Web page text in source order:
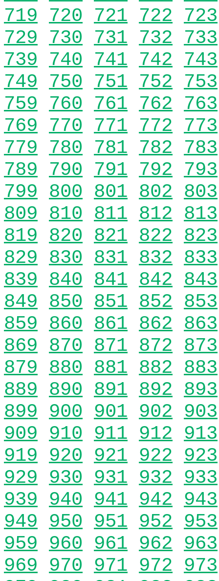
719 720 721 722 723
729 730 731 732 733
739 740 741 742 743
749 750 751 752 753
759 760 761 762 763
769 770 771 772 773
779 780 781 782 783
789 790 791 792 793
799 800 801 802 803
809 810 811 812 813
819 820 821 822 823
829 830 831 832 833
839 840 841 842 843
849 850 851 852 853
859 860 861 862 863
869 870 871 872 873
879 880 881 882 883
889 890 891 892 893
899 900 901 902 903
909 910 911 912 913
919 920 921 922 923
929 930 931 932 933
939 940 941 942 943
949 950 951 952 953
959 960 961 962 963
969 970 971 972 973